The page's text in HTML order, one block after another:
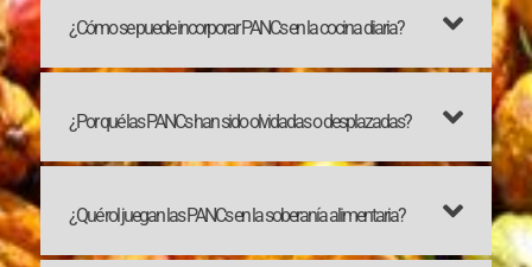
¿Cómo se puede incorporar PANCs en la cocina diaria?
¿Por qué las PANCs han sido olvidadas o desplazadas?
¿Qué rol juegan las PANCs en la soberanía alimentaria?